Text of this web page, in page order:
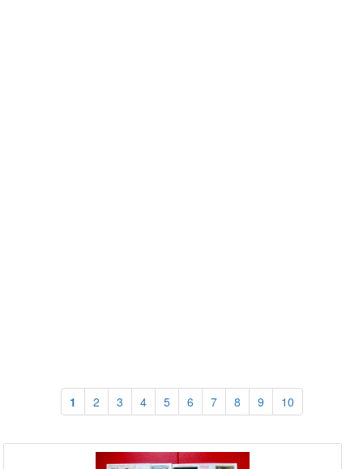
1 2 3 4 5 6 7 8 9 10